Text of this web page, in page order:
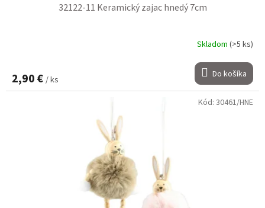
32122-11 Keramický zajac hnedý 7cm
Skladom (>5 ks)
2,90 € / ks Do košíka
Kód: 30461/HNE